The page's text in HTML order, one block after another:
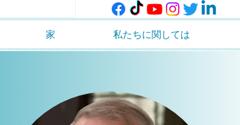
家 私たちに関しては